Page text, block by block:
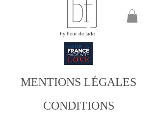
by fleur de Jade
MENTIONS LÉGALES
CONDITIONS